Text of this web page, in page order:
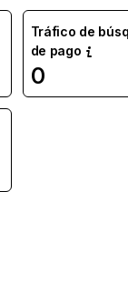
Tráfico de
de pago
0